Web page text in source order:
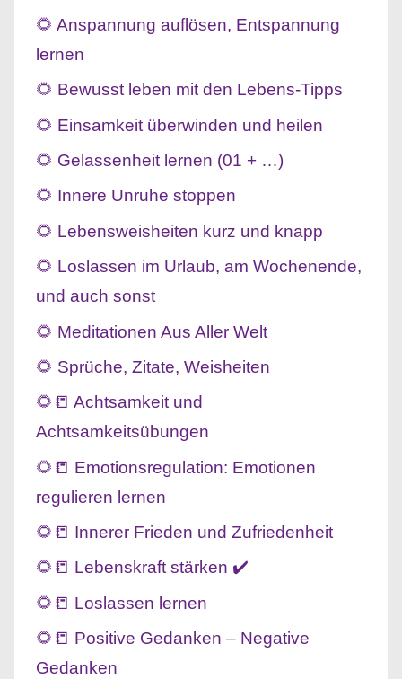
🌻 Anspannung auflösen, Entspannung
lernen
🌻 Bewusst leben mit den Lebens-Tipps
🌻 Einsamkeit überwinden und heilen
🌻 Gelassenheit lernen (01 + …)
🌻 Innere Unruhe stoppen
🌻 Lebensweisheiten kurz und knapp
🌻 Loslassen im Urlaub, am Wochenende,
und auch sonst
🌻 Meditationen Aus Aller Welt
🌻 Sprüche, Zitate, Weisheiten
🌻📒 Achtsamkeit und
Achtsamkeitsübungen
🌻📒 Emotionsregulation: Emotionen
regulieren lernen
🌻📒 Innerer Frieden und Zufriedenheit
🌻📒 Lebenskraft stärken ✔️
🌻📒 Loslassen lernen
🌻📒 Positive Gedanken – Negative
Gedanken